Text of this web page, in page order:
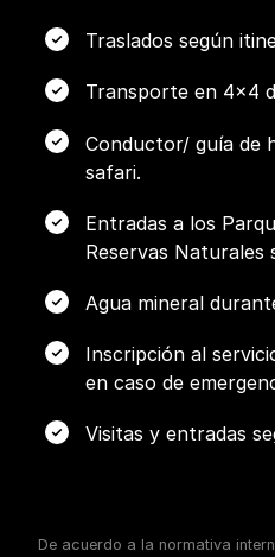
Traslados según
Transporte en 4x4
Conductor/ guía de
safari.
Entradas a los
Reservas Naturales
Agua mineral
Inscripción al
en caso de
Visitas y entradas
De acuerdo a la normativa